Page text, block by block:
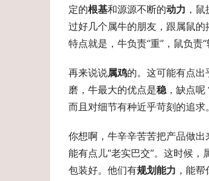
定的根基和源源不断的动力 ，
过好几个属牛的朋友，跟属鼠
特点就是，牛负责“重”，鼠负责
再来说说属鸡的。这可能有点
磨，牛最大的优点是稳，缺点呢
而且对细节有种近乎苛刻的追求。
你想啊，牛辛辛苦苦把产品做
能有点儿“老实巴交”。这时候
包装好。他们有规划能力 ，能